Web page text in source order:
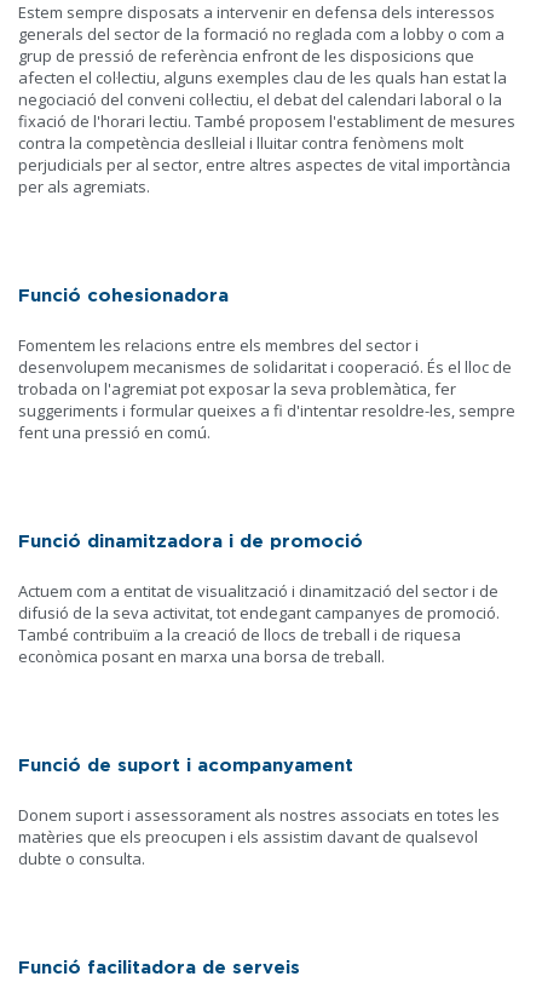
Estem sempre disposats a intervenir en defensa dels interessos
generals del sector de la formació no reglada com a lobby o com a
grup de pressió de referència enfront de les disposicions que
afecten el col·lectiu, alguns exemples clau de les quals han estat la
negociació del conveni col·lectiu, el debat del calendari laboral o la
fixació de l'horari lectiu. També proposem l'establiment de mesures
contra la competència deslleial i lluitar contra fenòmens molt
perjudicials per al sector, entre altres aspectes de vital importància
per als agremiats.
Funció cohesionadora
Fomentem les relacions entre els membres del sector i
desenvolupem mecanismes de solidaritat i cooperació. És el lloc de
trobada on l'agremiat pot exposar la seva problemàtica, fer
suggeriments i formular queixes a fi d'intentar resoldre-les, sempre
fent una pressió en comú.
Funció dinamitzadora i de promoció
Actuem com a entitat de visualització i dinamització del sector i de
difusió de la seva activitat, tot endegant campanyes de promoció.
També contribuïm a la creació de llocs de treball i de riquesa
econòmica posant en marxa una borsa de treball.
Funció de suport i acompanyament
Donem suport i assessorament als nostres associats en totes les
matèries que els preocupen i els assistim davant de qualsevol
dubte o consulta.
Funció facilitadora de serveis